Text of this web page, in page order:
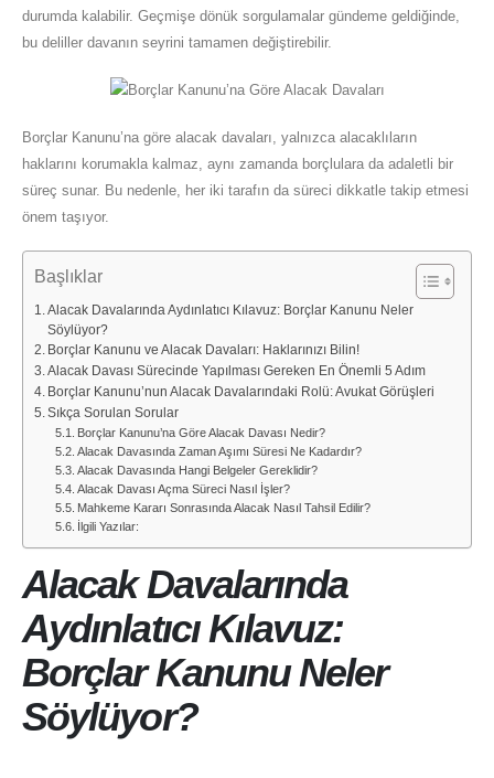
durumda kalabilir. Geçmişe dönük sorgulamalar gündeme geldiğinde,
bu deliller davanın seyrini tamamen değiştirebilir.
Borçlar Kanunu’na göre alacak davaları, yalnızca alacaklıların
haklarını korumakla kalmaz, aynı zamanda borçlulara da adaletli bir
süreç sunar. Bu nedenle, her iki tarafın da süreci dikkatle takip etmesi
önem taşıyor.
Başlıklar
Alacak Davalarında Aydınlatıcı Kılavuz: Borçlar Kanunu Neler
Söylüyor?
Borçlar Kanunu ve Alacak Davaları: Haklarınızı Bilin!
Alacak Davası Sürecinde Yapılması Gereken En Önemli 5 Adım
Borçlar Kanunu’nun Alacak Davalarındaki Rolü: Avukat Görüşleri
Sıkça Sorulan Sorular
Borçlar Kanunu’na Göre Alacak Davası Nedir?
Alacak Davasında Zaman Aşımı Süresi Ne Kadardır?
Alacak Davasında Hangi Belgeler Gereklidir?
Alacak Davası Açma Süreci Nasıl İşler?
Mahkeme Kararı Sonrasında Alacak Nasıl Tahsil Edilir?
İlgili Yazılar:
Alacak Davalarında
Aydınlatıcı Kılavuz:
Borçlar Kanunu Neler
Söylüyor?